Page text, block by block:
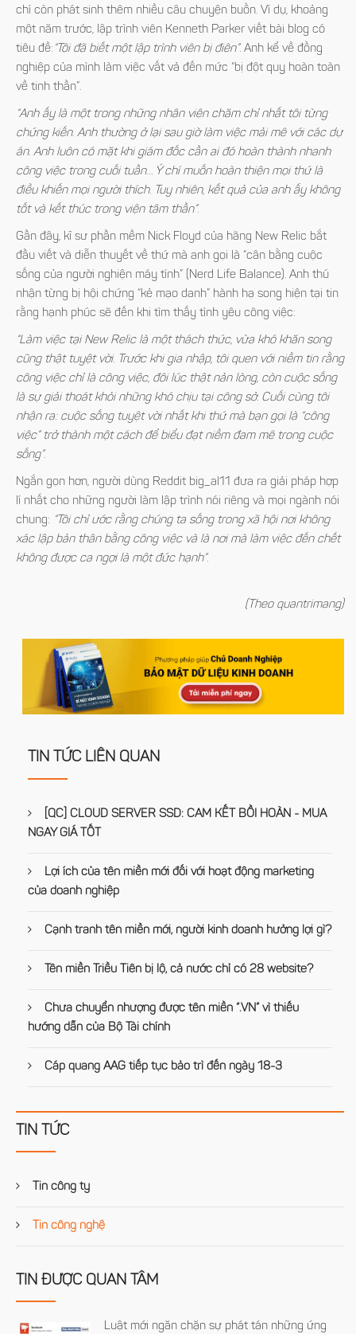
chí còn phát sinh thêm nhiều câu chuyện buồn. Ví dụ, khoảng
một năm trước, lập trình viên Kenneth Parker viết bài blog có
tiêu đề: “Tôi đã biết một lập trình viên bị điên”. Anh kể về đồng
nghiệp của mình làm việc vất vả đến mức “bị đột quỵ hoàn toàn
về tinh thần”.
“Anh ấy là một trong những nhân viên chăm chỉ nhất tôi từng
chứng kiến. Anh thường ở lại sau giờ làm việc mải mê với các dự
án. Anh luôn có mặt khi giám đốc cần ai đó hoàn thành nhanh
công việc trong cuối tuần… Ý chí muốn hoàn thiện mọi thứ là
điều khiến mọi người thích. Tuy nhiên, kết quả của anh ấy không
tốt và kết thúc trong viện tâm thần”.
Gần đây, kĩ sư phần mềm Nick Floyd của hãng New Relic bắt
đầu viết và diễn thuyết về thứ mà anh gọi là “cân bằng cuộc
sống của người nghiện máy tính” (Nerd Life Balance). Anh thú
nhận từng bị hội chứng “kẻ mạo danh” hành hạ song hiện tại tin
rằng hạnh phúc sẽ đến khi tìm thấy tình yêu công việc:
“Làm việc tại New Relic là một thách thức, vừa khó khăn song
cũng thật tuyệt vời. Trước khi gia nhập, tôi quen với niềm tin rằng
công việc chỉ là công việc, đôi lúc thật nản lòng, còn cuộc sống
là sự giải thoát khỏi những khó chịu tại công sở. Cuối cùng tôi
nhận ra: cuộc sống tuyệt vời nhất khi thứ mà bạn gọi là “công
việc” trở thành một cách để biểu đạt niềm đam mê trong cuộc
sống”.
Ngắn gọn hơn, người dùng Reddit big_al11 đưa ra giải pháp hợp
lí nhất cho những người làm lập trình nói riêng và mọi ngành nói
chung: “Tôi chỉ ước rằng chúng ta sống trong xã hội nơi không
xác lập bản thân bằng công việc và là nơi mà làm việc đến chết
không được ca ngợi là một đức hạnh”.
(Theo quantrimang)
TIN TỨC LIÊN QUAN
[QC] CLOUD SERVER SSD: CAM KẾT BỒI HOÀN - MUA
NGAY GIÁ TỐT
Lợi ích của tên miền mới đối với hoạt động marketing
của doanh nghiệp
Cạnh tranh tên miền mới, người kinh doanh hưởng lợi gì?
Tên miền Triều Tiên bị lộ, cả nước chỉ có 28 website?
Chưa chuyển nhượng được tên miền “.VN” vì thiếu
hướng dẫn của Bộ Tài chính
Cáp quang AAG tiếp tục bảo trì đến ngày 18-3
TIN TỨC
Tin công ty
Tin công nghệ
TIN ĐƯỢC QUAN TÂM
Luật mới ngăn chặn sự phát tán những ứng